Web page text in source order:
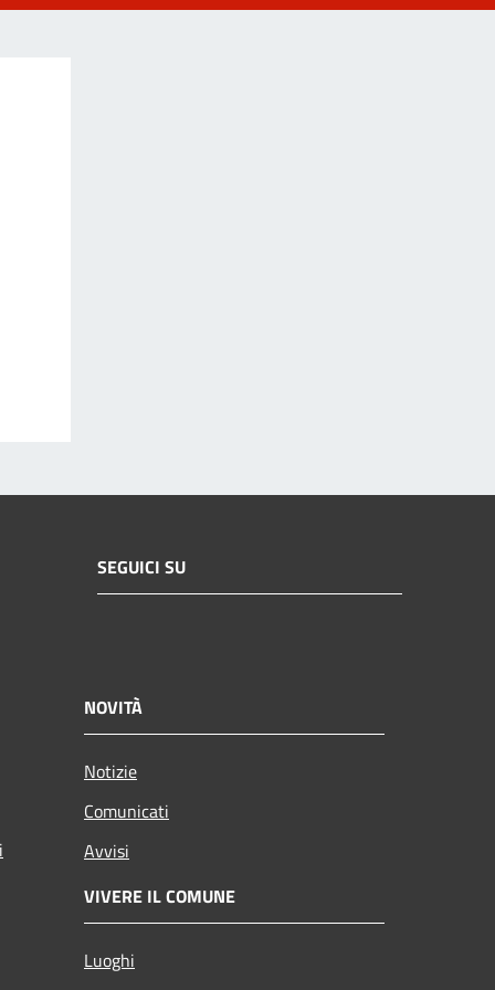
SEGUICI SU
NOVITÀ
Notizie
Comunicati
Avvisi
VIVERE IL COMUNE
Luoghi